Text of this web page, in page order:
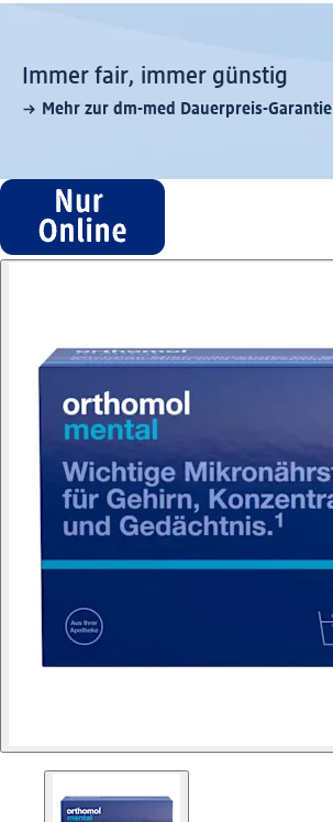
Immer fair,­ immer günstig
Mehr zur dm-med Dauerpreis-Garantie